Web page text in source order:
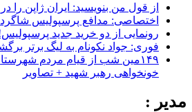
از قول من بنویسید: ایران ژاپن را
اختصاصی: مدافع پرسپولیس
رونمایی از دو خرید جدید
فوری: جواد نکونام به لیگ برتر
۱۴۹مین شب از قیام مردم
خونخواهی رهبر شهید + تصاویر
مدیر :